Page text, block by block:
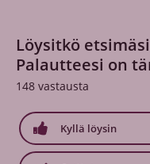
Löysitkö
Palautteesi on
148 vastausta
Kyllä löysin